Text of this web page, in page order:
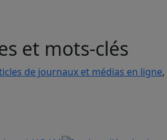
et mots-clés
de journaux et médias en ligne,